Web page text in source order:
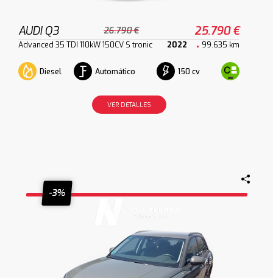
AUDI Q3 26.790 € 25.790 €
Advanced 35 TDI 110kW 150CV S tronic 2022 99.635 km
Diesel Automático 150 cv
VER DETALLES
-3%